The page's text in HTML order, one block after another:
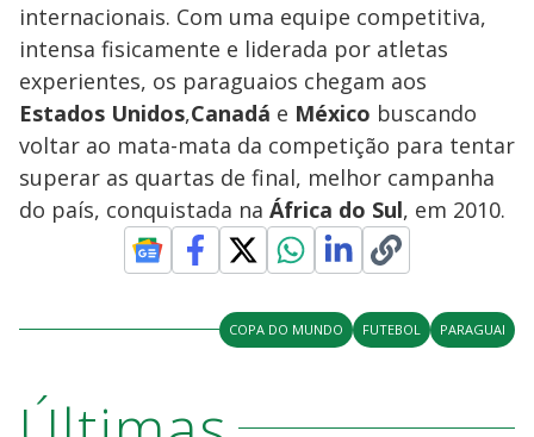
internacionais. Com uma equipe competitiva,
intensa fisicamente e liderada por atletas
experientes, os paraguaios chegam aos
Estados Unidos,Canadá e México buscando
voltar ao mata-mata da competição para tentar
superar as quartas de final, melhor campanha
do país, conquistada na África do Sul, em 2010.
COPA DO MUNDO FUTEBOL PARAGUAI